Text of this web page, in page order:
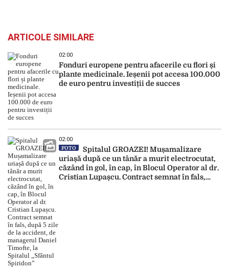
ARTICOLE SIMILARE
02:00
Fonduri europene pentru afacerile cu flori și
plante medicinale. Ieșenii pot accesa 100.000
de euro pentru investiții de succes
02:00
FOTO
Spitalul GROAZEI! Mușamalizare
uriașă după ce un tânăr a murit electrocutat,
căzând în gol, în cap, în Blocul Operator al dr.
Cristian Lupașcu. Contract semnat în fals,